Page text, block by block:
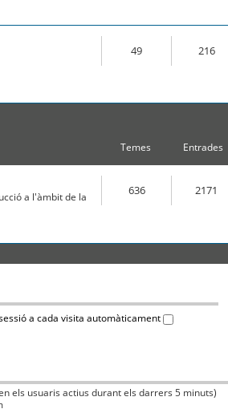
49 216
Temes Entrades
a l'àmbit de la
636 2171
a cada visita automàticament
els usuaris actius durant els darrers 5 minuts)